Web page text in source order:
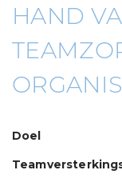
HAND
Doel